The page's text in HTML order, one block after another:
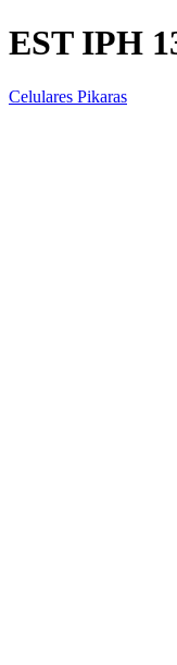
EST IPH
Celulares Pikaras